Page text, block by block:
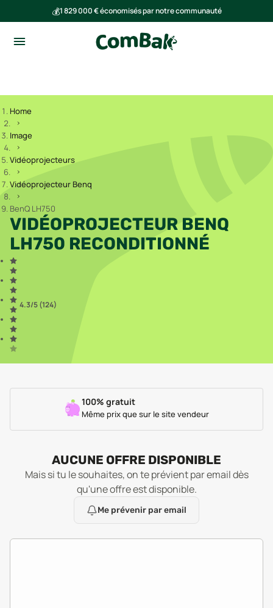
💰1 829 000 € économisés par notre communauté
Home
Image
Vidéoprojecteurs
Vidéoprojecteur Benq
BenQ LH750
VIDÉOPROJECTEUR BENQ
LH750 RECONDITIONNÉ
4.3/5 (124)
100% gratuit
Même prix que sur le site vendeur
AUCUNE OFFRE DISPONIBLE
Mais si tu le souhaites, on te prévient par email dès
qu'une offre est disponible.
Me prévenir par email